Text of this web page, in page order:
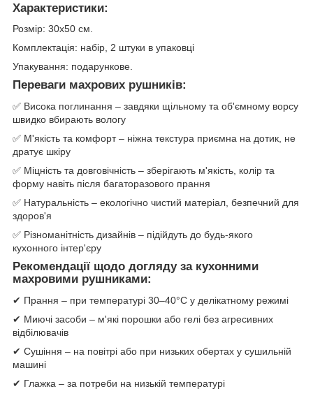
Характеристики:
Розмір: 30х50 см.
Комплектація: набір, 2 штуки в упаковці
Упакування: подарункове.
Переваги махрових рушників:
✅ Висока поглинання – завдяки щільному та об'ємному ворсу
швидко вбирають вологу
✅ М'якість та комфорт – ніжна текстура приємна на дотик, не
дратує шкіру
✅ Міцність та довговічність – зберігають м'якість, колір та
форму навіть після багаторазового прання
✅ Натуральність – екологічно чистий матеріал, безпечний для
здоров'я
✅ Різноманітність дизайнів – підійдуть до будь-якого
кухонного інтер'єру
Рекомендації щодо догляду за кухонними
махровими рушниками:
✔ Прання – при температурі 30–40°C у делікатному режимі
✔ Миючі засоби – м'які порошки або гелі без агресивних
відбілювачів
✔ Сушіння – на повітрі або при низьких обертах у сушильній
машині
✔ Глажка – за потреби на низькій температурі